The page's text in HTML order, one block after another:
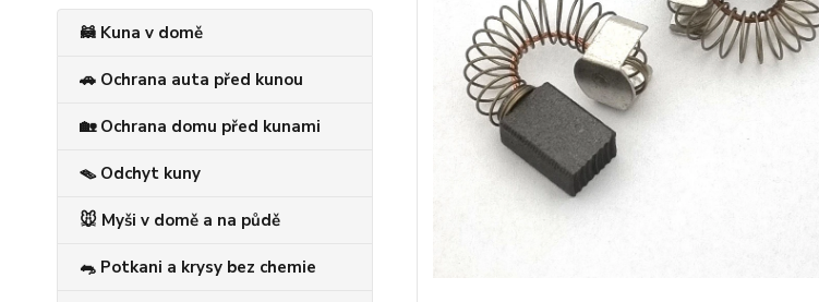
🦝 Kuna v domě
🚗 Ochrana auta před kunou
🏡 Ochrana domu před kunami
🪤 Odchyt kuny
🐭 Myši v domě a na půdě
🐀 Potkani a krysy bez chemie